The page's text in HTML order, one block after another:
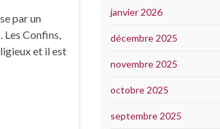
par un
Les Confins,
et il est
janvier 2026
décembre 2025
novembre 2025
octobre 2025
septembre 2025